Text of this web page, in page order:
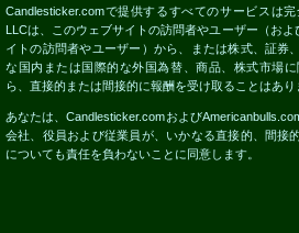
Candlesticker.comで提供するすべてのサービスは
LLCは、このウェブサイトの訪問者やユーザー（お
イトの訪問者やユーザー）から、または株式、証券
な国内または国際的な外国為替、商品、株式市場
ら、直接的または間接的に報酬を受け取ることはあり
あなたは、Candlesticker.comおよび
会社、役員および従業員が、いかなる直接的、間接
についても責任を負わないことに同意します。